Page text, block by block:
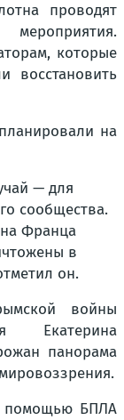
проводят
которые
восстановить
на
— для
сообщества.
Франца
в
он.
войны
Екатерина
панорама
помощью БПЛА